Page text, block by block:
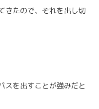
きたので、それを出し切
スを出すことが強みだと